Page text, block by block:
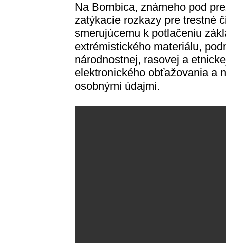
Na Bombica, známeho pod
zatýkacie rozkazy pre trestné
smerujúcemu k potlačeniu
extrémistického materiálu,
národnostnej, rasovej a
elektronického obťažovania a
osobnými údajmi.